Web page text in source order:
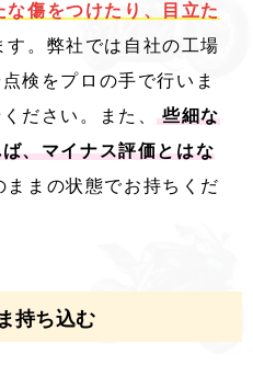
な傷をつけたり、目立た
す。弊社では自社の工場
検をプロの手で行いま
ださい。また、 些細な
、マイナス評価とはな
ままの状態でお持ちくだ
持ち込む